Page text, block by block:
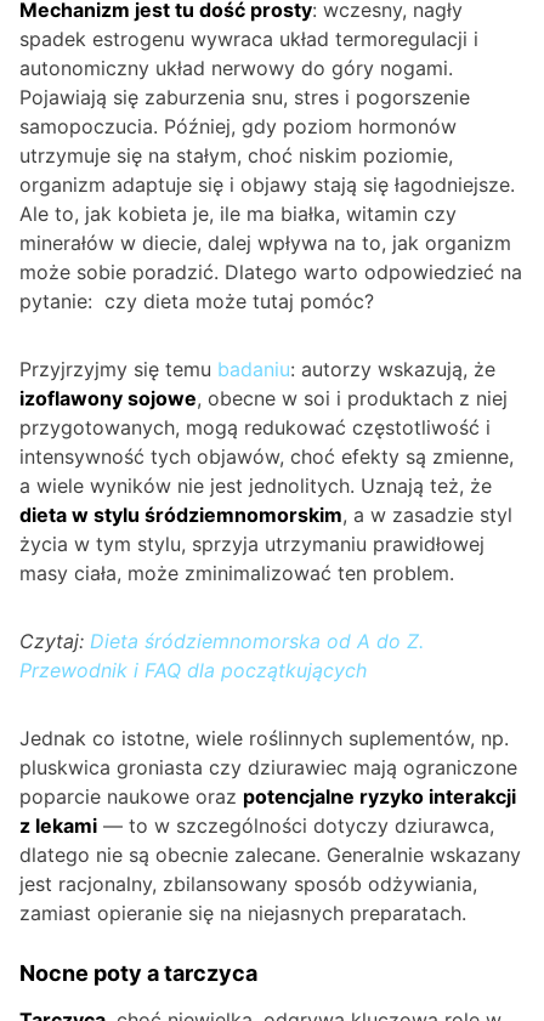
Mechanizm jest tu dość prosty: wczesny, nagły
spadek estrogenu wywraca układ termoregulacji i
autonomiczny układ nerwowy do góry nogami.
Pojawiają się zaburzenia snu, stres i pogorszenie
samopoczucia. Później, gdy poziom hormonów
utrzymuje się na stałym, choć niskim poziomie,
organizm adaptuje się i objawy stają się łagodniejsze.
Ale to, jak kobieta je, ile ma białka, witamin czy
minerałów w diecie, dalej wpływa na to, jak organizm
może sobie poradzić. Dlatego warto odpowiedzieć na
pytanie: czy dieta może tutaj pomóc?
Przyjrzyjmy się temu badaniu: autorzy wskazują, że
izoflawony sojowe, obecne w soi i produktach z niej
przygotowanych, mogą redukować częstotliwość i
intensywność tych objawów, choć efekty są zmienne,
a wiele wyników nie jest jednolitych. Uznają też, że
dieta w stylu śródziemnomorskim, a w zasadzie styl
życia w tym stylu, sprzyja utrzymaniu prawidłowej
masy ciała, może zminimalizować ten problem.
Czytaj: Dieta śródziemnomorska od A do Z.
Przewodnik i FAQ dla początkujących
Jednak co istotne, wiele roślinnych suplementów, np.
pluskwica groniasta czy dziurawiec mają ograniczone
poparcie naukowe oraz potencjalne ryzyko interakcji
z lekami — to w szczególności dotyczy dziurawca,
dlatego nie są obecnie zalecane. Generalnie wskazany
jest racjonalny, zbilansowany sposób odżywiania,
zamiast opieranie się na niejasnych preparatach.
Nocne poty a tarczyca